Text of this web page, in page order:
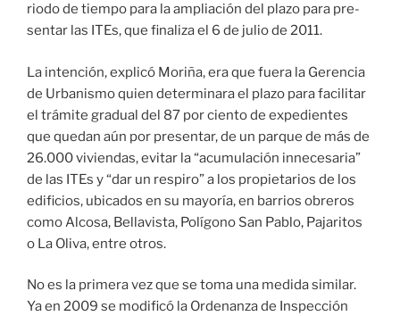
rio­do de tiem­po pa­ra la am­plia­ción del pla­zo pa­ra pre­
sen­tar las ITEs, que fi­na­li­za el 6 de ju­lio de 2011.
La in­ten­ción, ex­pli­có Mo­ri­ña, era que fue­ra la Ge­ren­cia
de Ur­ba­nis­mo quien de­ter­mi­na­ra el pla­zo pa­ra fa­ci­li­tar
el trá­mi­te gra­dual del 87 por cien­to de ex­pe­dien­tes
que que­dan aún por pre­sen­tar, de un par­que de más de
26.000 vi­vien­das, evi­tar la “acu­mu­la­ción in­ne­ce­sa­ria”
de las ITEs y “dar un res­pi­ro” a los pro­pie­ta­rios de los
edi­fi­cios, ubi­ca­dos en su ma­yo­ría, en ba­rrios obre­ros
co­mo Al­co­sa, Be­lla­vis­ta, Po­lí­gono San Pa­blo, Pa­ja­ri­tos
o La Oli­va, en­tre otros.
No es la pri­me­ra vez que se to­ma una me­di­da si­mi­lar.
Ya en 2009 se mo­di­fi­có la Or­de­nan­za de Ins­pec­ción